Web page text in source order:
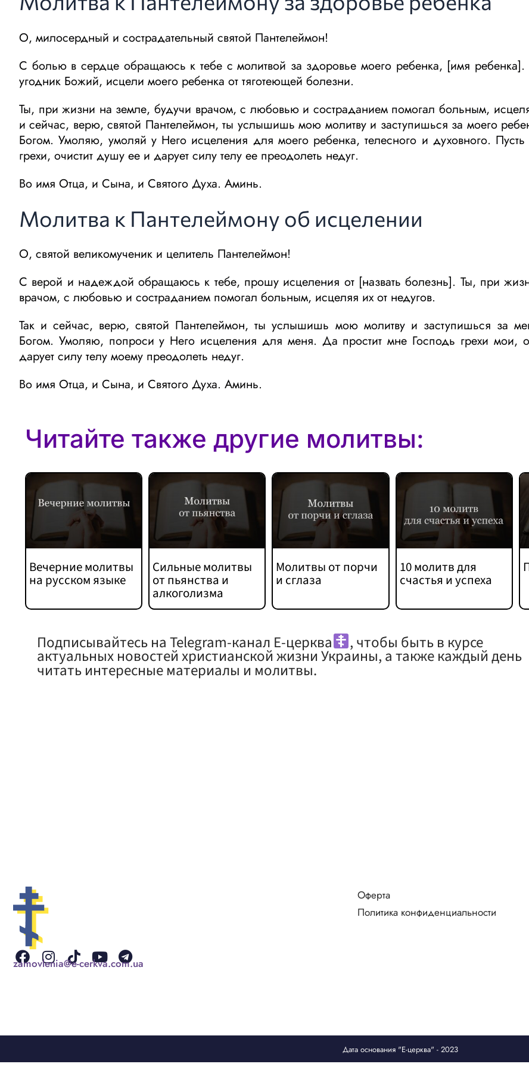
О, милосердный и сострадательный святой Пантелеймон!
С болью в сердце обращаюсь к тебе с молитвой за здоровье моего ребенка, [имя ребенка].
угодник Божий, исцели моего ребенка от тяготеющей болезни.
Ты, при жизни на земле, будучи врачом, с любовью и состраданием помогал больным,
и сейчас, верю, святой Пантелеймон, ты услышишь мою молитву и заступишься за моего
Богом. Умоляю, умоляй у Него исцеления для моего ребенка, телесного и духовного. Пусть
грехи, очистит душу ее и дарует силу телу ее преодолеть недуг.
Во имя Отца, и Сына, и Святого Духа. Аминь.
Молитва к Пантелеймону об исцелении
О, святой великомученик и целитель Пантелеймон!
С верой и надеждой обращаюсь к тебе, прошу исцеления от [назвать болезнь]. Ты, при
врачом, с любовью и состраданием помогал больным, исцеляя их от недугов.
Так и сейчас, верю, святой Пантелеймон, ты услышишь мою молитву и заступишься за
Богом. Умоляю, попроси у Него исцеления для меня. Да простит мне Господь грехи мои,
дарует силу телу моему преодолеть недуг.
Во имя Отца, и Сына, и Святого Духа. Аминь.
Читайте также другие молитвы:
Вечерние молитвы
на русском языке
Сильные молитвы
от пьянства и
алкоголизма
Молитвы от порчи
и сглаза
10 молитв для
счастья и успеха
Подписывайтесь на Telegram-канал Е-церква , чтобы быть в курсе
актуальных новостей христианской жизни Украины, а также каждый день
читать интересные материалы и молитвы.
Сорокоуст
Facebook
Instagram
TiktokYoutubeTelegram
zamovlenia@e-cerkva.com.ua
Оферта
Политика конфиденциальности
Дата основания "Е-церква" - 2023